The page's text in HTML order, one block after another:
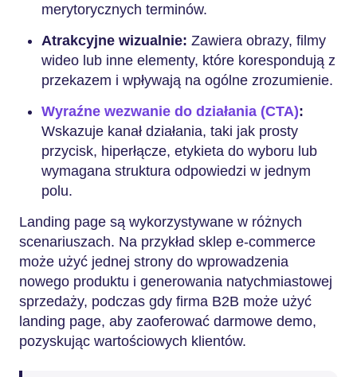
merytorycznych terminów.
Atrakcyjne wizualnie: Zawiera obrazy, filmy
wideo lub inne elementy, które korespondują z
przekazem i wpływają na ogólne zrozumienie.
Wyraźne wezwanie do działania (CTA):
Wskazuje kanał działania, taki jak prosty
przycisk, hiperłącze, etykieta do wyboru lub
wymagana struktura odpowiedzi w jednym
polu.
Landing page są wykorzystywane w różnych
scenariuszach. Na przykład sklep e-commerce
może użyć jednej strony do wprowadzenia
nowego produktu i generowania natychmiastowej
sprzedaży, podczas gdy firma B2B może użyć
landing page, aby zaoferować darmowe demo,
pozyskując wartościowych klientów.